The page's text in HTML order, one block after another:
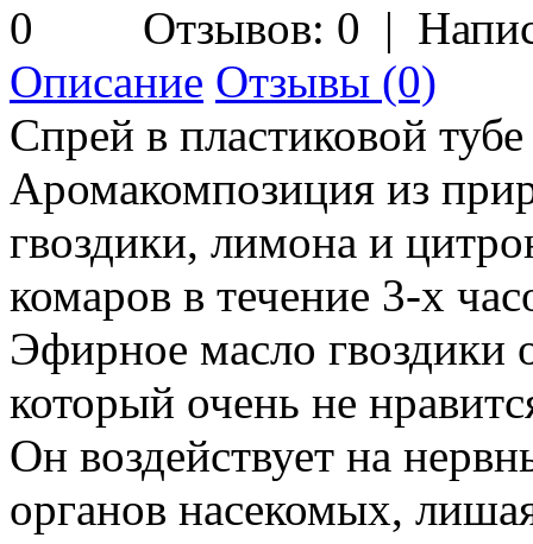
Отзывов: 0 |
Описание Отзывы (0)
Спрей в пластиковой
Аромакомпозиция из
гвоздики, лимона и
комаров в течение 3-х
Эфирное масло гвоздики
который очень не
Он воздействует на
органов насекомых,